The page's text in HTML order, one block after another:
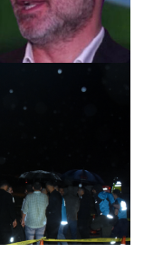
Operasyonu: